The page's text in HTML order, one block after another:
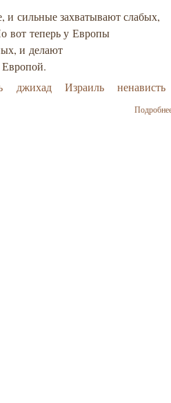
и сильные захватывают слабых,
вот теперь у Европы
и делают
джихад Израиль ненависть